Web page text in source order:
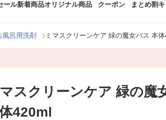
ール新着商品オリジナル商品 クーポン まとめ割
風呂用洗剤 ミマスクリーンケア 緑の魔女バス 本
スクリーンケア 緑の魔
420ml